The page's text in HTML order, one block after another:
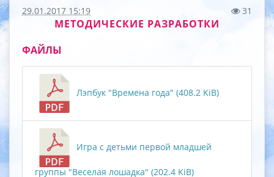
29.01.2017 15:19 31
МЕТОДИЧЕСКИЕ РАЗРАБОТКИ
ФАЙЛЫ
Лэпбук "Времена года" (408.2 KiB)
Игра с детьми первой младшей
группы "Веселая лошадка" (202.4 KiB)